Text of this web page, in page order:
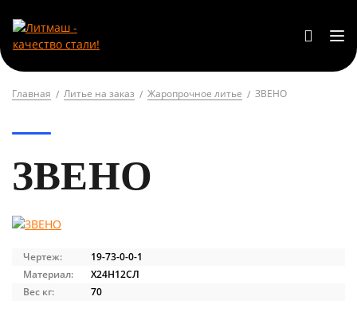
Главная Литье на заказ Жаропрочное литье ЗВЕНО
ЗВЕНО
Чертеж:
19-73-0-0-1
Материал:
Х24Н12СЛ
Вес кг:
70